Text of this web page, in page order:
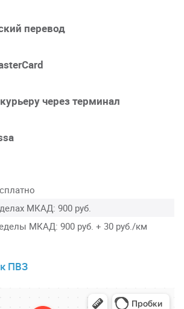
перевод
через терминал
МКАД 900 руб.
МКАД 900 руб. + 30 руб./км
ПВЗ